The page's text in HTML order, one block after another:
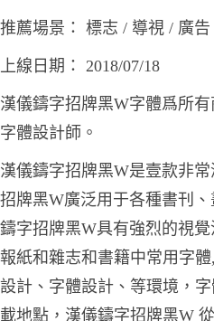
推薦場景： 標志 / 導視 / 廣
上線日期： 2018/07/18
漢儀鑄字招牌黑W字體爲所
字體設計師。
漢儀鑄字招牌黑W是壹款非
招牌黑W廣泛用于各種書刊
鑄字招牌黑W具有強烈的視
報紙和雜志和書籍中常用字
設計、字體設計、等環境，
載地點，漢儀鑄字招牌黑W